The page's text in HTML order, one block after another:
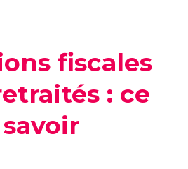
fiscales
: ce